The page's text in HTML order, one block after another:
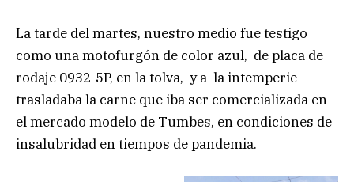
La tarde del martes, nuestro medio fue testigo
como una motofurgón de color azul, de placa de
rodaje 0932-5P, en la tolva, y a la intemperie
trasladaba la carne que iba ser comercializada en
el mercado modelo de Tumbes, en condiciones de
insalubridad en tiempos de pandemia.